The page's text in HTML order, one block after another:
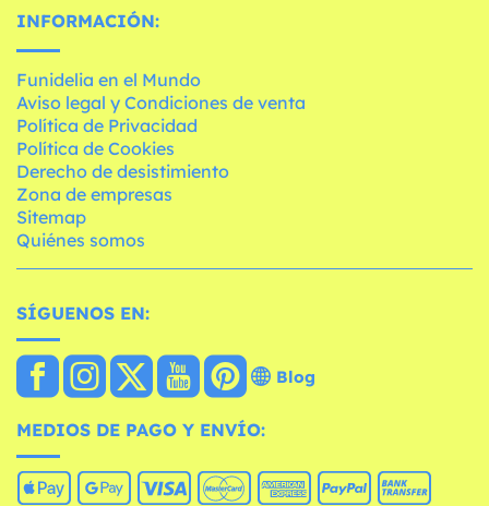
INFORMACIÓN:
Funidelia en el Mundo
Aviso legal y Condiciones de venta
Política de Privacidad
Política de Cookies
Derecho de desistimiento
Zona de empresas
Sitemap
Quiénes somos
SÍGUENOS EN:
Blog
MEDIOS DE PAGO Y ENVÍO: